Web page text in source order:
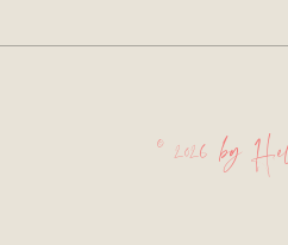
© 2026 by